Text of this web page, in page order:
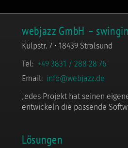
webjazz GmbH –
Külpstr. 7 • 18439 Stralsund
Tel: +49 3831 / 288 28 76
Email: info@webjazz.de
Jedes Projekt hat seinen
entwickeln die passende
Lösungen